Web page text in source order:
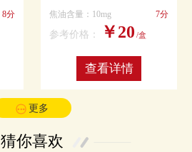
8分 焦油含量：10mg 7分
参考价格： ￥20 /盒
查看详情
更多
猜你喜欢